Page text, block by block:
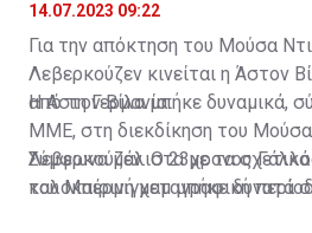
14.07.2023 09:22
Για την απόκτηση του Μούσα
Λεβερκούζεν κινείται η Άστον
από τη Γερμανία.
Η Αστον Βίλα μπήκε δυναμικά,
ΜΜΕ, στη διεκδίκηση του
Λεβερκούζεν. Ο 23χρονος
καλοκαιρινή μεταγραφική
Σύμφωνα μάλιστα με τα
του Μπέρμιγχαμ μπήκε δυνατά